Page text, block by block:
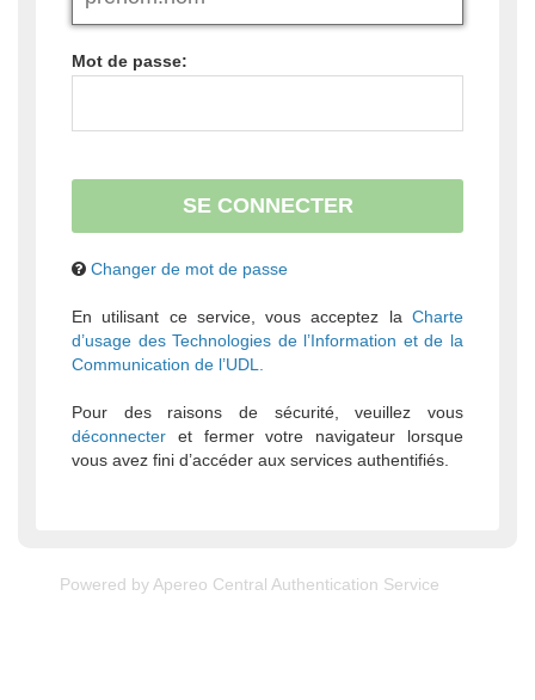
Mot de passe:
Changer de mot de passe
En utilisant ce service, vous acceptez la Charte
d’usage des Technologies de l’Information et de la
Communication de l’UDL.
Pour des raisons de sécurité, veuillez vous
déconnecter et fermer votre navigateur lorsque
vous avez fini d’accéder aux services authentifiés.
Powered by Apereo Central Authentication Service